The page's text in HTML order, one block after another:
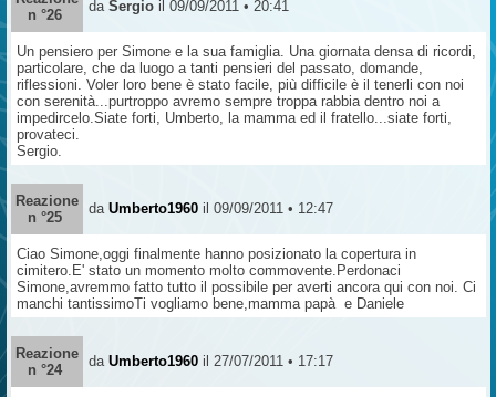
n °26
da Sergioil 09/09/2011 • 20:41
Un pensiero per Simone e la sua famiglia. Una giornata densa di ricordi,
particolare, che da luogo a tanti pensieri del passato, domande,
riflessioni. Voler loro bene è stato facile, più difficile è il tenerli con noi
con serenità...purtroppo avremo sempre troppa rabbia dentro noi a
impedircelo.Siate forti, Umberto, la mamma ed il fratello...siate forti,
provateci.
Sergio.
Reazione
n °25
da Umberto1960 il 09/09/2011 • 12:47
Ciao Simone,oggi finalmente hanno posizionato la copertura in
cimitero.E' stato un momento molto commovente.Perdonaci
Simone,avremmo fatto tutto il possibile per averti ancora qui con noi. Ci
manchi tantissimoTi vogliamo bene,mamma papà e Daniele
Reazione
n °24
da Umberto1960 il 27/07/2011 • 17:17